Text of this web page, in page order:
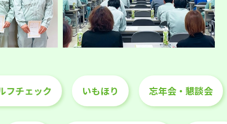
ルフチェック いもほり 忘年会・懇談会